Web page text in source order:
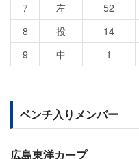
7
左 52
8
投 14
9
中 1
ベンチ入りメンバー
広島東洋カープ